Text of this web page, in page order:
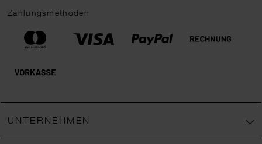
Zahlungsmethoden
UNTERNEHMEN